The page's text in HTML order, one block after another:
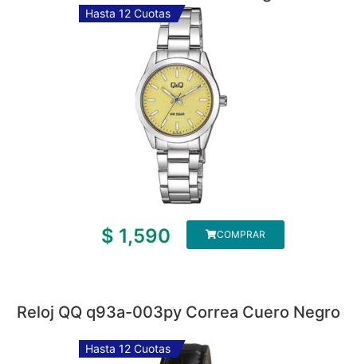
Hasta 12 Cuotas
$ 1,590 COMPRAR
Reloj QQ q93a-003py Correa Cuero Negro
Hasta 12 Cuotas